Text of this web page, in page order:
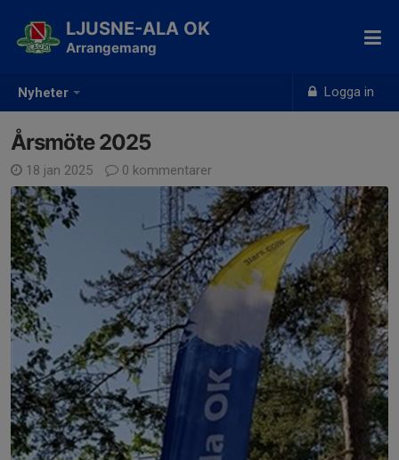
Nyheter Logga in
LJUSNE-ALA OK
Arrangemang
Årsmöte 2025
18 jan 2025 0 kommentarer